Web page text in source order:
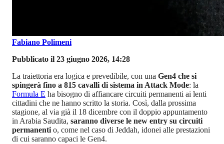
Fabiano Polimeni
Pubblicato il 23 giugno 2026, 14:28
La traiettoria era logica e prevedibile, con una Gen4 che si
spingerà fino a 815 cavalli di sistema in Attack Mode: la
Formula E ha bisogno di affiancare circuiti permanenti ai lenti
cittadini che ne hanno scritto la storia. Così, dalla prossima
stagione, al via già il 18 dicembre con il doppio appuntamento
in Arabia Saudita, saranno diverse le new entry su circuiti
permanentio, come nel caso di Jeddah, idonei alle prestazioni
di cui saranno capaci le Gen4.